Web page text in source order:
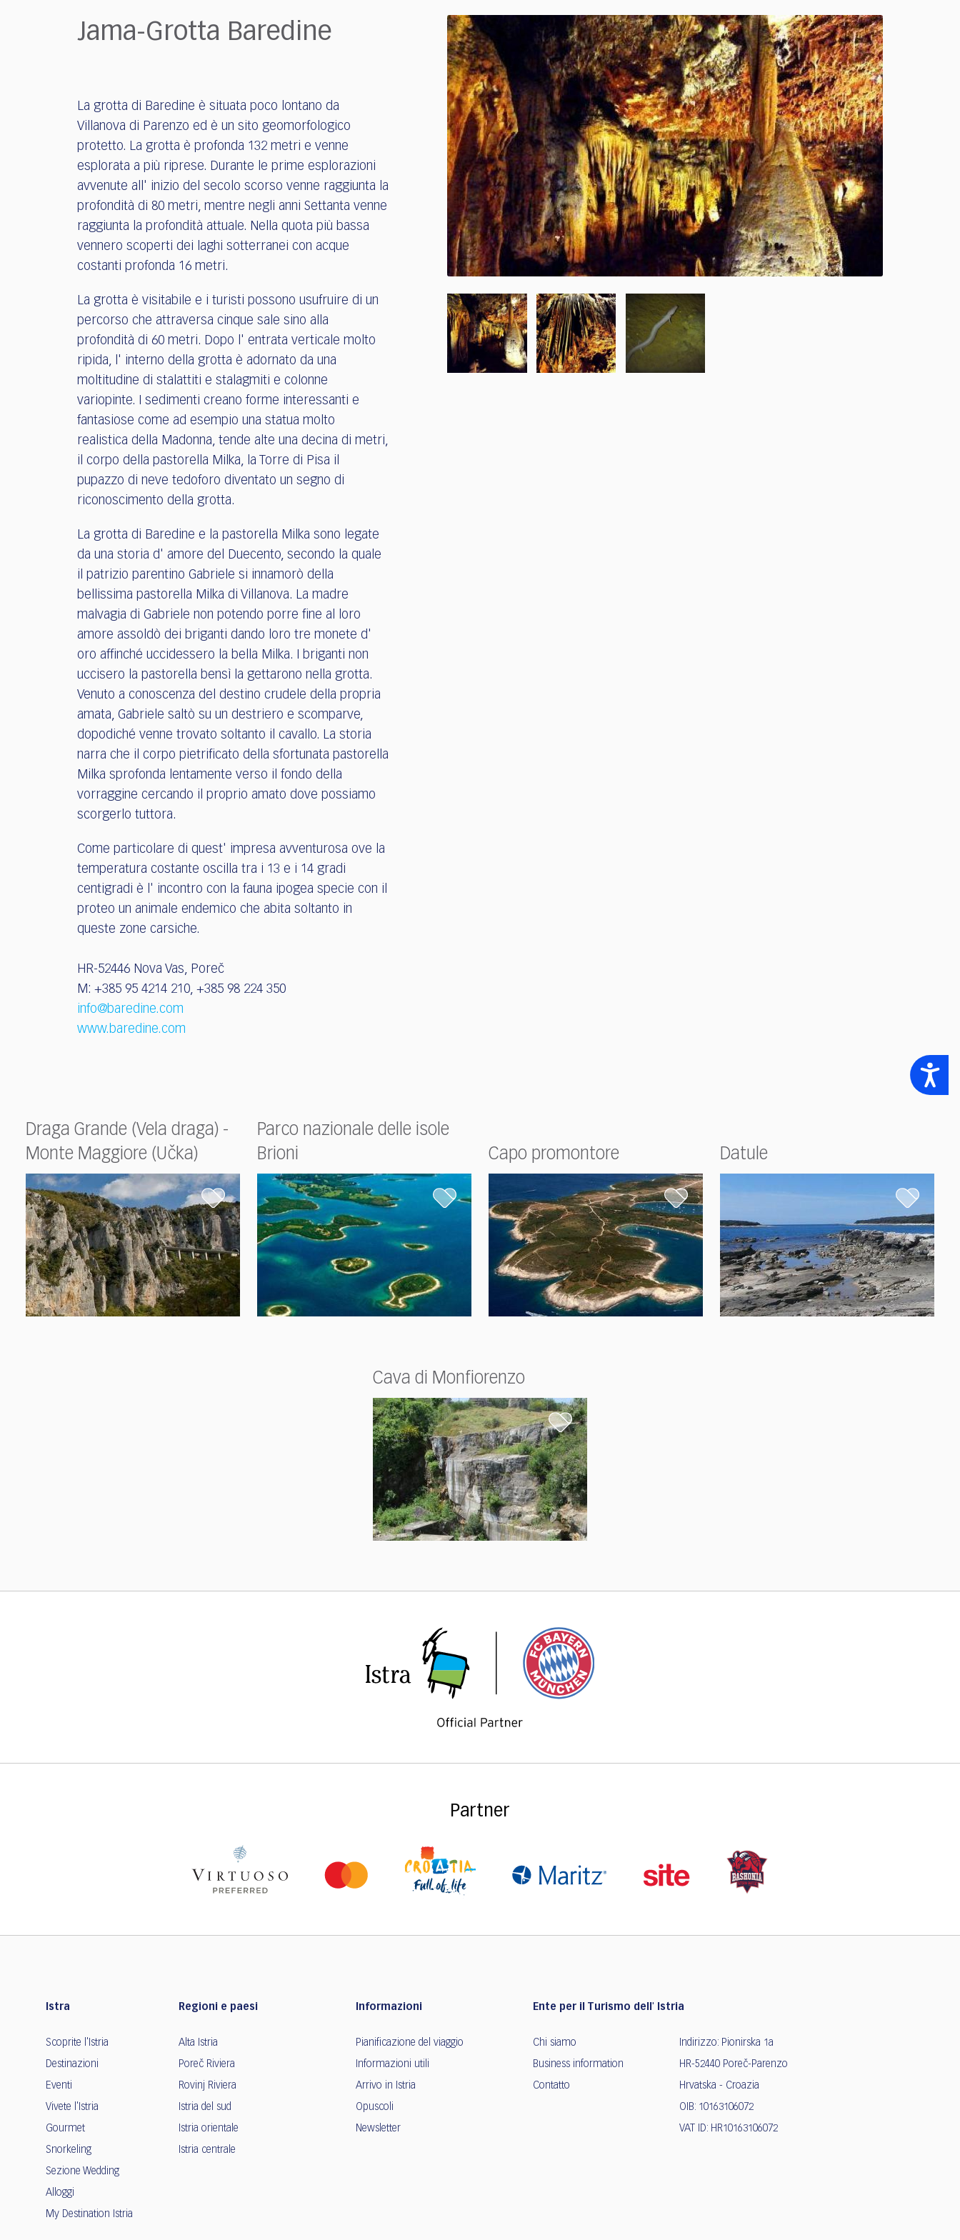
Accessibility
Jama-Grotta Baredine
La grotta di Baredine è situata poco lontano da
Villanova di Parenzo ed è un sito geomorfologico
protetto. La grotta è profonda 132 metri e venne
esplorata a più riprese. Durante le prime esplorazioni
avvenute all' inizio del secolo scorso venne raggiunta la
profondità di 80 metri, mentre negli anni Settanta venne
raggiunta la profondità attuale. Nella quota più bassa
vennero scoperti dei laghi sotterranei con acque
costanti profonda 16 metri.
La grotta è visitabile e i turisti possono usufruire di un
percorso che attraversa cinque sale sino alla
profondità di 60 metri. Dopo l' entrata verticale molto
ripida, l' interno della grotta è adornato da una
moltitudine di stalattiti e stalagmiti e colonne
variopinte. I sedimenti creano forme interessanti e
fantasiose come ad esempio una statua molto
realistica della Madonna, tende alte una decina di metri,
il corpo della pastorella Milka, la Torre di Pisa il
pupazzo di neve tedoforo diventato un segno di
riconoscimento della grotta.
La grotta di Baredine e la pastorella Milka sono legate
da una storia d' amore del Duecento, secondo la quale
il patrizio parentino Gabriele si innamorò della
bellissima pastorella Milka di Villanova. La madre
malvagia di Gabriele non potendo porre fine al loro
amore assoldò dei briganti dando loro tre monete d'
oro affinché uccidessero la bella Milka. I briganti non
uccisero la pastorella bensì la gettarono nella grotta.
Venuto a conoscenza del destino crudele della propria
amata, Gabriele saltò su un destriero e scomparve,
dopodiché venne trovato soltanto il cavallo. La storia
narra che il corpo pietrificato della sfortunata pastorella
Milka sprofonda lentamente verso il fondo della
vorraggine cercando il proprio amato dove possiamo
scorgerlo tuttora.
Come particolare di quest' impresa avventurosa ove la
temperatura costante oscilla tra i 13 e i 14 gradi
centigradi è l' incontro con la fauna ipogea specie con il
proteo un animale endemico che abita soltanto in
queste zone carsiche.
HR-52446 Nova Vas, Poreč
M: +385 95 4214 210, +385 98 224 350
info@baredine.com
www.baredine.com
Draga Grande (Vela draga) -
Monte Maggiore (Učka)
Parco nazionale delle isole
Brioni
Capo promontore Datule
Cava di Monfiorenzo
Partner
Istra
Scoprite l'Istria
Destinazioni
Eventi
Vivete l'Istria
Gourmet
Snorkeling
Sezione Wedding
Alloggi
My Destination Istria
Regioni e paesi
Alta Istria
Poreč Riviera
Rovinj Riviera
Istria del sud
Istria orientale
Istria centrale
Informazioni
Pianificazione del viaggio
Informazioni utili
Arrivo in Istria
Opuscoli
Newsletter
Ente per il Turismo dell' Istria
Chi siamo
Business information
Contatto
Indirizzo: Pionirska 1a
HR-52440 Poreč-Parenzo
Hrvatska - Croazia
OIB: 10163106072
VAT ID: HR10163106072